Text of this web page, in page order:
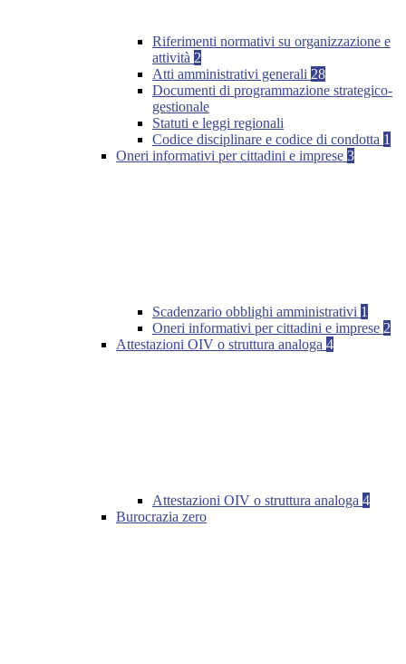
Riferimenti normativi su organizzazione e
attività 2
Atti amministrativi generali 28
Documenti di programmazione strategico-
gestionale
Statuti e leggi regionali
Codice disciplinare e codice di condotta 1
Oneri informativi per cittadini e imprese 3
Scadenzario obblighi amministrativi 1
Oneri informativi per cittadini e imprese 2
Attestazioni OIV o struttura analoga 4
Attestazioni OIV o struttura analoga 4
Burocrazia zero